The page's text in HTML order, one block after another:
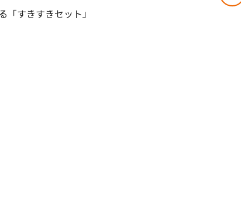
#ベビーニュース #マタニティニュース